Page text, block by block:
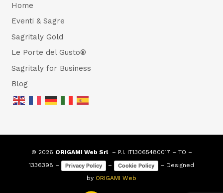
Home
Eventi & Sagre
Sagritaly Gold
Le Porte del Gusto®
Sagritaly for Business
Blog
© 2026 ORIGAMI Web Srl– P.I. IT13065480017 – TO –
1336398 –
Privacy Policy – Cookie Policy
– Designed
by ORIGAMI Web